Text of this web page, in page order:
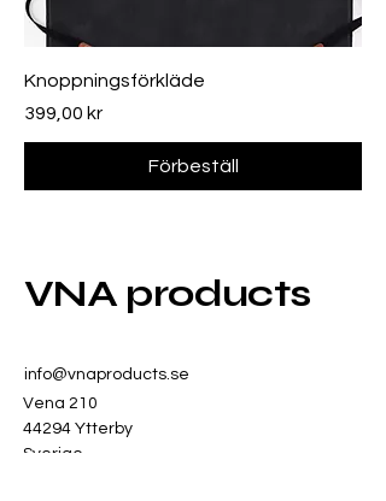
Knoppningsförkläde
Price
399,00 kr
Förbeställ
VNA products
info@vnaproducts.se
Vena 210
44294 Ytterby
Sverige